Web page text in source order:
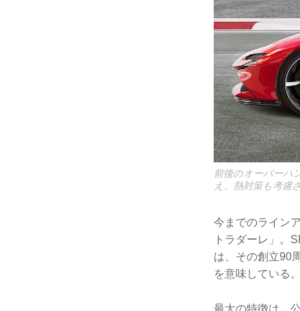
前後のオーバーハ
え、熱対策も考慮
今までのライン
トラダーレ」。
は、その創立90
を意味している
最大の特徴は、